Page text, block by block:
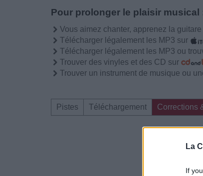
La
If
Pour prolonger le plaisir musical
Vous aimez chanter, apprenez la guitare
Télécharger légalement les MP3 sur
Télécharger légalement les MP3 ou
Trouver des vinyles et des CD sur
Trouver un instrument de musique ou
Pistes Téléchargement Corrections